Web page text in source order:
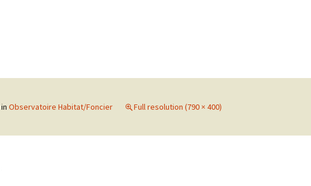
in Observatoire Habitat/Foncier Full resolution (790 × 400)